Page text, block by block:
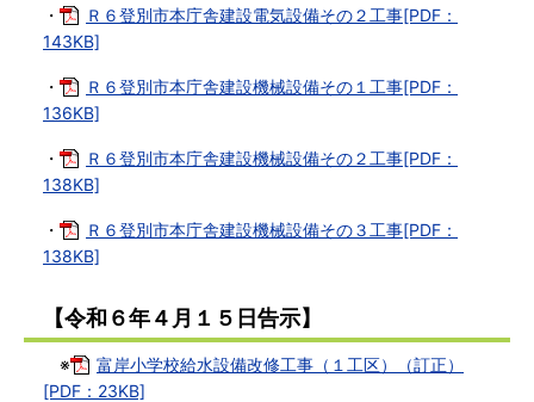
・
Ｒ６登別市本庁舎建設電気設備その２工事[PDF：
143KB]
・
Ｒ６登別市本庁舎建設機械設備その１工事[PDF：
136KB]
・
Ｒ６登別市本庁舎建設機械設備その２工事[PDF：
138KB]
・
Ｒ６登別市本庁舎建設機械設備その３工事[PDF：
138KB]
【令和６年４月１５日告示】
※
富岸小学校給水設備改修工事（１工区）（訂正）
[PDF：23KB]